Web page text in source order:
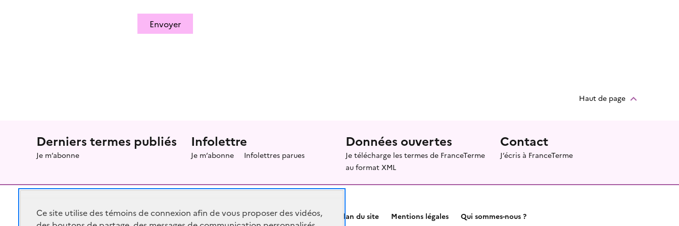
Envoyer
Haut de page
Menu prefooter
Derniers termes publiés
Je m’abonne
Infolettre
Je m’abonne Infolettres parues
Données ouvertes
Je télécharge les termes de FranceTerme
au format XML
Contact
J’écris à FranceTerme
Plan du site Mentions légales Qui sommes-nous ?
Ce site utilise des témoins de connexion afin de vous proposer des vidéos,